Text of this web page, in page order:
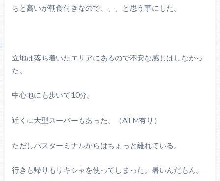
ちと高いが朝食付きなので、、、と思う事にした。
立地は落ち着いたエリアにあるので不安な感じはしなかっ
た。
中心地にも歩いて10分。
近くに大型スーパーもあった。（ATM有り）
ただしバスターミナルからはちょっと離れている。
行きも帰りもリキシャを使ってしまった。暑いんだもん。